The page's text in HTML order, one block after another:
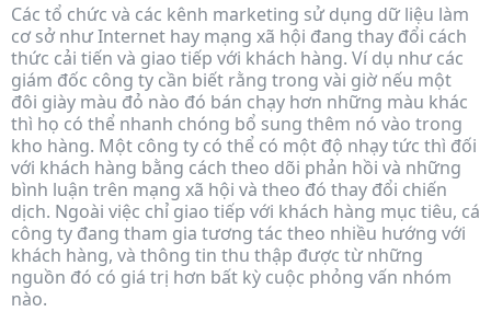
Các tổ chức và các kênh marketing sử dụng dữ liệu làm
cơ sở như Internet hay mạng xã hội đang thay đổi cách
thức cải tiến và giao tiếp với khách hàng. Ví dụ như các
giám đốc công ty cần biết rằng trong vài giờ nếu một
đôi giày màu đỏ nào đó bán chạy hơn những màu khác
thì họ có thể nhanh chóng bổ sung thêm nó vào trong
kho hàng. Một công ty có thể có một độ nhạy tức thì đối
với khách hàng bằng cách theo dõi phản hồi và những
bình luận trên mạng xã hội và theo đó thay đổi chiến
dịch. Ngoài việc chỉ giao tiếp với khách hàng mục tiêu, cá
công ty đang tham gia tương tác theo nhiều hướng với
khách hàng, và thông tin thu thập được từ những
nguồn đó có giá trị hơn bất kỳ cuộc phỏng vấn nhóm
nào.